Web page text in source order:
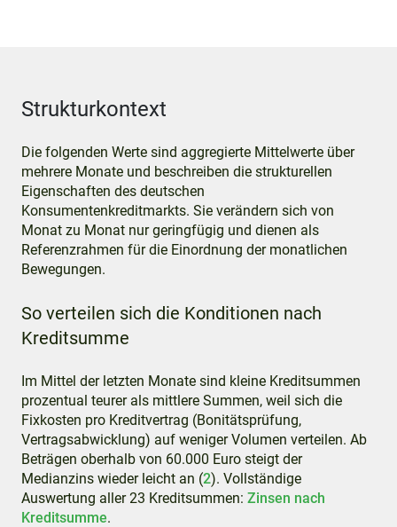
Strukturkontext
Die folgenden Werte sind aggregierte Mittelwerte über
mehrere Monate und beschreiben die strukturellen
Eigenschaften des deutschen
Konsumentenkreditmarkts. Sie verändern sich von
Monat zu Monat nur geringfügig und dienen als
Referenzrahmen für die Einordnung der monatlichen
Bewegungen.
So verteilen sich die Konditionen nach
Kreditsumme
Im Mittel der letzten Monate sind kleine Kreditsummen
prozentual teurer als mittlere Summen, weil sich die
Fixkosten pro Kreditvertrag (Bonitätsprüfung,
Vertragsabwicklung) auf weniger Volumen verteilen. Ab
Beträgen oberhalb von 60.000 Euro steigt der
Medianzins wieder leicht an (2). Vollständige
Auswertung aller 23 Kreditsummen: Zinsen nach
Kreditsumme.